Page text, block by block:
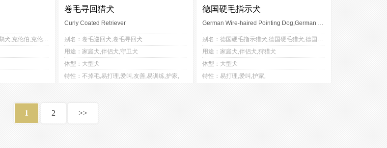
别名：克伦伯猎犬,克伦伯猎鹬犬,克伦伯,克伦伯犬,西班牙小猎犬
2
卷毛寻回猎犬
Curly Coated Retriever
别名：卷毛巡回犬,卷毛寻回犬
用途：家庭犬,伴侣犬,守卫犬
体型：大型犬
特性：不掉毛,易打理,爱叫,友善,易训练,护家,
5
1
3
4
德国硬毛指示犬
German Wire-haired Pointing Dog,German Wirehaired Pointer
别名：德国硬毛指示猎犬,德国硬毛猎犬,德国刚毛指示犬,德国硬毛波音达猎犬
用途：家庭犬,伴侣犬,狩猎犬
体型：大型犬
特性：易打理,爱叫,护家,
3 2
1
3
2
1 2 >>